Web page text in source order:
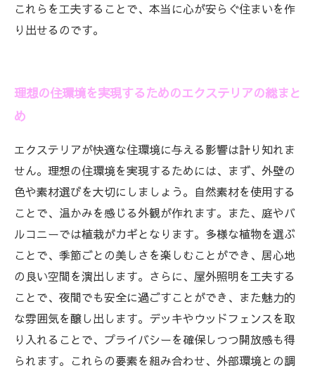
これらを工夫することで、本当に心が安らぐ住まいを作
り出せるのです。
理想の住環境を実現するためのエクステリアの総まと
め
エクステリアが快適な住環境に与える影響は計り知れま
せん。理想の住環境を実現するためには、まず、外壁の
色や素材選びを大切にしましょう。自然素材を使用する
ことで、温かみを感じる外観が作れます。また、庭やバ
ルコニーでは植栽がカギとなります。多様な植物を選ぶ
ことで、季節ごとの美しさを楽しむことができ、居心地
の良い空間を演出します。さらに、屋外照明を工夫する
ことで、夜間でも安全に過ごすことができ、また魅力的
な雰囲気を醸し出します。デッキやウッドフェンスを取
り入れることで、プライバシーを確保しつつ開放感も得
られます。これらの要素を組み合わせ、外部環境との調